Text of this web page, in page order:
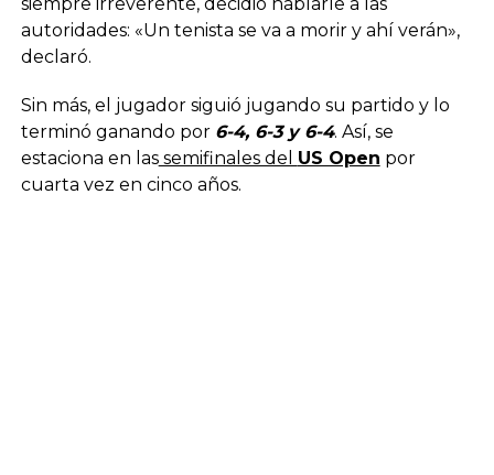
autoridades: «Un tenista se va a morir y ahí verán»,
declaró.
Sin más, el jugador siguió jugando su partido y lo
terminó ganando por 6-4, 6-3 y 6-4. Así, se
estaciona en lassemifinales del US Open por
cuarta vez en cinco años.